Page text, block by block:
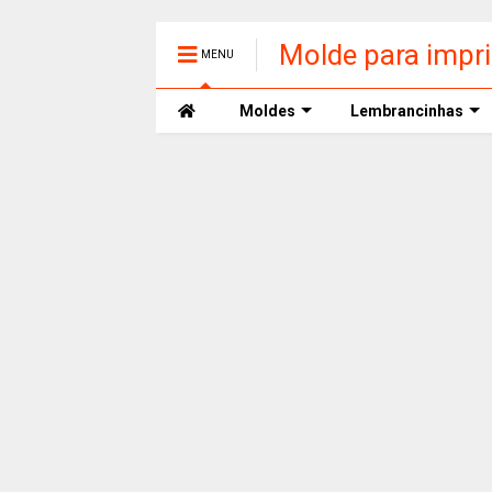
MENU Molde para
Moldes Lembrancinhas